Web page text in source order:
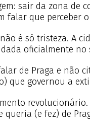
sair da zona
falar que
é só tristeza. A
oficialmente
de Praga e não
que governou a
(e fez) de